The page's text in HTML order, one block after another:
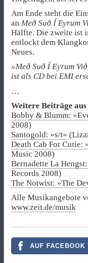
Am Ende steht die
an Með Suð Í Eyrum
Hälfte. Die zweite ist
entlockt dem
Neues.
»Með Suð Í Eyrum
ist als CD bei EMI
…
Weitere Beiträge
Bobby & Blumm:
2008)
Santogold: »s/t«
Death Cab For Cutie:
Music 2008)
Bernadette La
Records 2008)
The Notwist: »The
Alle Musikangebote
www.zeit.de/musik
AUF FACEBOOK